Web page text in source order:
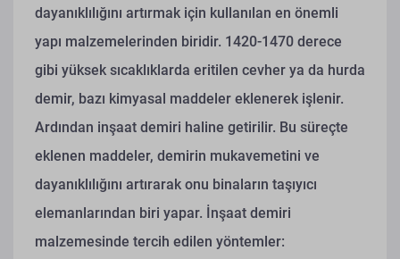
dayanıklılığını artırmak için kullanılan en önemli
yapı malzemelerinden biridir. 1420-1470 derece
gibi yüksek sıcaklıklarda eritilen cevher ya da hurda
demir, bazı kimyasal maddeler eklenerek işlenir.
Ardından inşaat demiri haline getirilir. Bu süreçte
eklenen maddeler, demirin mukavemetini ve
dayanıklılığını artırarak onu binaların taşıyıcı
elemanlarından biri yapar. İnşaat demiri
malzemesinde tercih edilen yöntemler: